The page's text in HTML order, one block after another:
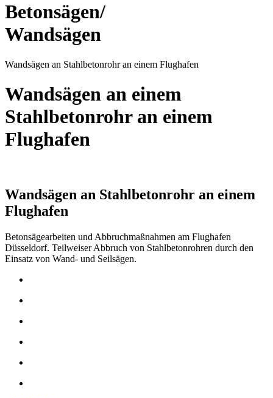
Betonsägen/
Wandsägen
Wandsägen an Stahlbetonrohr an einem Flughafen
Wandsägen an einem
Stahlbetonrohr an einem
Flughafen
Wandsägen an Stahlbetonrohr an einem
Flughafen
Betonsägearbeiten und Abbruchmaßnahmen am Flughafen
Düsseldorf. Teilweiser Abbruch von Stahlbetonrohren durch den
Einsatz von Wand- und Seilsägen.